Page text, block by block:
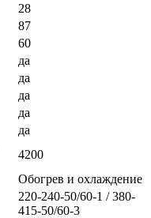
28
87
60
да
да
да
да
да
4200
Обогрев и охлаждение
220-240-50/60-1 / 380-
415-50/60-3